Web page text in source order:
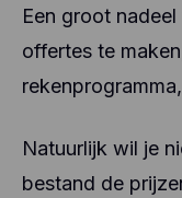
Een groot nadeel
offertes te
rekenprogramma,
Natuurlijk wil je
bestand de